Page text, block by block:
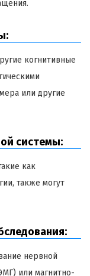
когнитивные
или другие
системы:
как
также могут
нервной
или магнитно-